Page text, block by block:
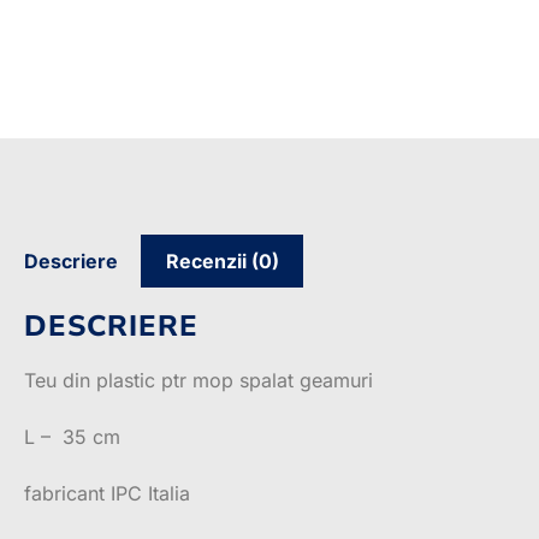
Descriere Recenzii (0)
DESCRIERE
Teu din plastic ptr mop spalat geamuri
L – 35 cm
fabricant IPC Italia